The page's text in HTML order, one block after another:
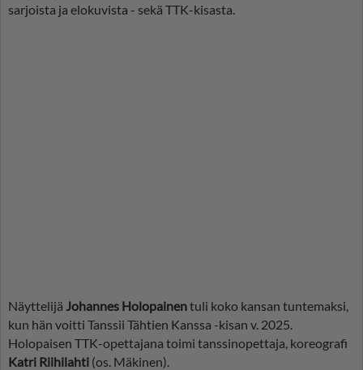
sarjoista ja elokuvista - sekä TTK-kisasta.
Näyttelijä Johannes Holopainentuli koko kansan tuntemaksi,
kun hän voitti Tanssii Tähtien Kanssa -kisan v. 2025.
Holopaisen TTK-opettajana toimi tanssinopettaja, koreografi
Katri Riihilahti (os. Mäkinen).